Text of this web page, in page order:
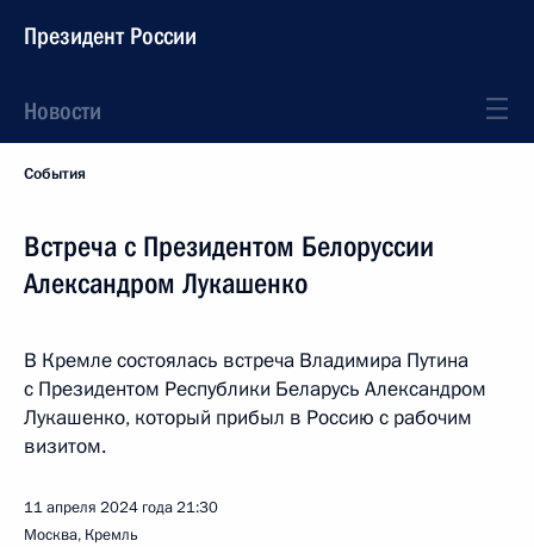
Президент России
Новости
События
Встреча с Президентом Белоруссии
Александром Лукашенко
В Кремле состоялась встреча Владимира Путина
с Президентом Республики Беларусь Александром
Лукашенко, который прибыл в Россию с рабочим
визитом.
11 апреля 2024 года21:30
Москва, Кремль